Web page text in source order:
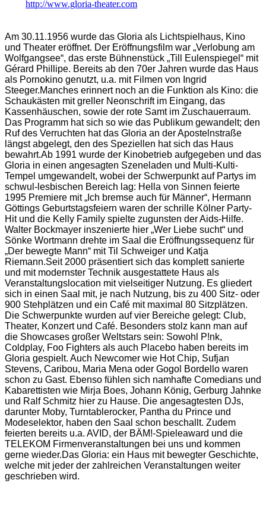
http://www.gloria-theater.com
Am 30.11.1956 wurde das Gloria als Lichtspielhaus, Kino
und Theater eröffnet. Der Eröffnungsfilm war „Verlobung am
Wolfgangsee“, das erste Bühnenstück „Till Eulenspiegel“ mit
Gérard Phillipe. Bereits ab den 70er Jahren wurde das Haus
als Pornokino genutzt, u.a. mit Filmen von Ingrid
Steeger.Manches erinnert noch an die Funktion als Kino: die
Schaukästen mit greller Neonschrift im Eingang, das
Kassenhäuschen, sowie der rote Samt im Zuschauerraum.
Das Programm hat sich so wie das Publikum gewandelt; den
Ruf des Verruchten hat das Gloria an der Apostelnstraße
längst abgelegt, den des Speziellen hat sich das Haus
bewahrt.Ab 1991 wurde der Kinobetrieb aufgegeben und das
Gloria in einen angesagten Szeneladen und Multi-Kulti-
Tempel umgewandelt, wobei der Schwerpunkt auf Partys im
schwul-lesbischen Bereich lag: Hella von Sinnen feierte
1995 Premiere mit „Ich bremse auch für Männer“, Hermann
Göttings Geburtstagsfeiern waren der schrille Kölner Party-
Hit und die Kelly Family spielte zugunsten der Aids-Hilfe.
Walter Bockmayer inszenierte hier „Wer Liebe sucht“ und
Sönke Wortmann drehte im Saal die Eröffnungssequenz für
„Der bewegte Mann“ mit Til Schweiger und Katja
Riemann.Seit 2000 präsentiert sich das komplett sanierte
und mit modernster Technik ausgestattete Haus als
Veranstaltungslocation mit vielseitiger Nutzung. Es gliedert
sich in einen Saal mit, je nach Nutzung, bis zu 400 Sitz- oder
900 Stehplätzen und ein Café mit maximal 80 Sitzplätzen.
Die Schwerpunkte wurden auf vier Bereiche gelegt: Club,
Theater, Konzert und Café. Besonders stolz kann man auf
die Showcases großer Weltstars sein: Sowohl P!nk,
Coldplay, Foo Fighters als auch Placebo haben bereits im
Gloria gespielt. Auch Newcomer wie Hot Chip, Sufjan
Stevens, Caribou, Maria Mena oder Gogol Bordello waren
schon zu Gast. Ebenso fühlen sich namhafte Comedians und
Kabarettisten wie Mirja Boes, Johann König, Gerburg Jahnke
und Ralf Schmitz hier zu Hause. Die angesagtesten DJs,
darunter Moby, Turntablerocker, Pantha du Prince und
Modeselektor, haben den Saal schon beschallt. Zudem
feierten bereits u.a. AVID, der BÄM!-Spieleaward und die
TELEKOM Firmenveranstaltungen bei uns und kommen
gerne wieder.Das Gloria: ein Haus mit bewegter Geschichte,
welche mit jeder der zahlreichen Veranstaltungen weiter
geschrieben wird.